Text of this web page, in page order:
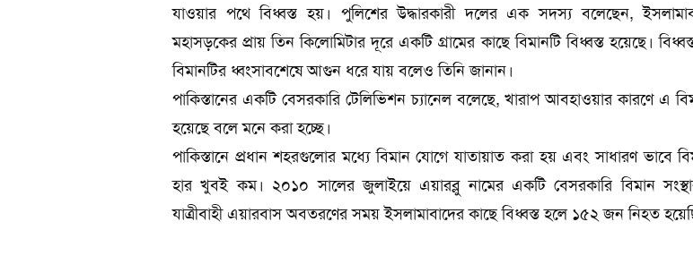
যাওয়ার পথে বিধ্বস্ত হয়। পুলিশের উদ্ধারকারী দলের এক সদস্য বলেছেন,
মহাসড়কের প্রায় তিন কিলোমিটার দূরে একটি গ্রামের কাছে বিমানটি বিধ্বস্ত হয়েছে।
বিমানটির ধ্বংসাবশেষে আগুন ধরে যায় বলেও তিনি জানান।
পাকিস্তানের একটি বেসরকারি টেলিভিশন চ্যানেল বলেছে, খারাপ আবহাওয়ার কারণে এ
হয়েছে বলে মনে করা হচ্ছে।
পাকিস্তানে প্রধান শহরগুলোর মধ্যে বিমান যোগে যাতায়াত করা হয় এবং সাধারণ ভাবে
হার খুবই কম। ২০১০ সালের জুলাইয়ে এয়ারব্লু নামের একটি বেসরকারি বিমান
যাত্রীবাহী এয়ারবাস অবতরণের সময় ইসলামাবাদের কাছে বিধ্বস্ত হলে ১৫২ জন নিহত